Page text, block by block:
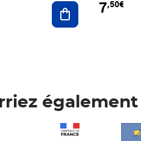
Ajouter au panier
7,50€
Prix 7,50€